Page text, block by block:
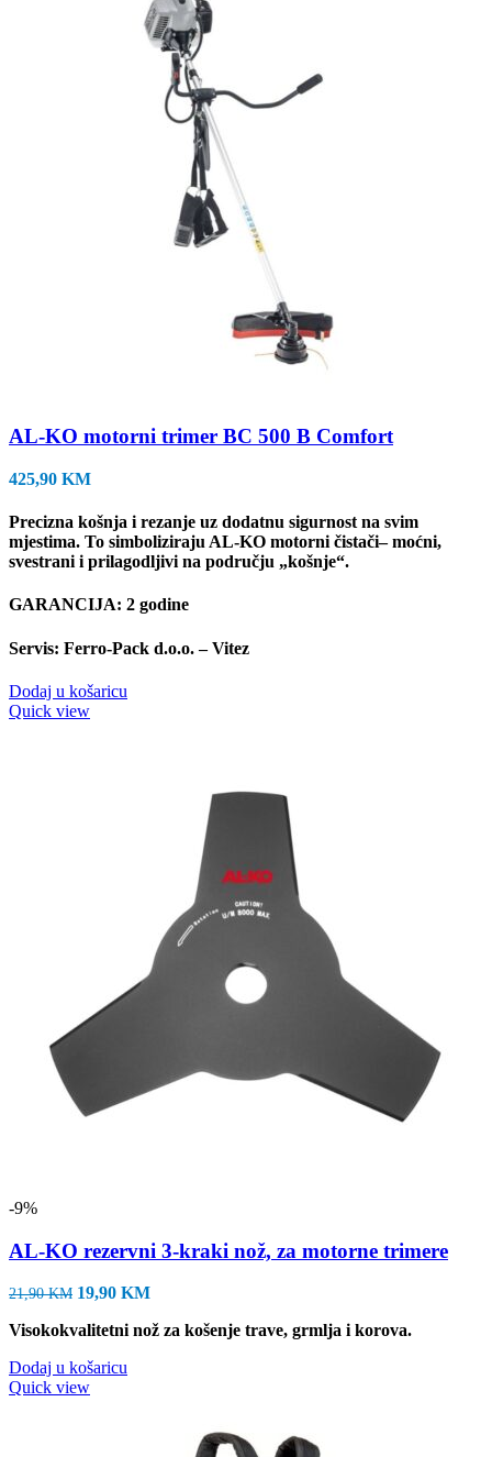
AL-KO motorni trimer BC 500 B Comfort
425,90 KM
Precizna košnja i rezanje uz dodatnu sigurnost na svim
mjestima. To simboliziraju AL-KO motorni čistači– moćni,
svestrani i prilagodljivi na području „košnje“.
GARANCIJA: 2 godine
Servis: Ferro-Pack d.o.o. – Vitez
Dodaj u košaricu
Quick view
-9%
AL-KO rezervni 3-kraki nož, za motorne trimere
21,90KM Izvorna
bila
21,90 KM.
19,90 KMTrenutna
je:
Visokokvalitetni nož za košenje trave, grmlja i korova.
Dodaj u košaricu
Quick view